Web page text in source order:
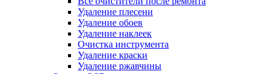
Удаление плесени
Удаление обоев
Удаление наклеек
Очистка инструмента
Удаление краски
Удаление ржавчины